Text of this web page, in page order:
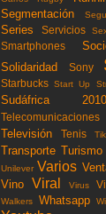
Segmentación
Series Servicios
Smartphones
Solidaridad Sony
Starbucks Start Up
Sudáfrica 2010
Telecomunicaciones
Televisión Tenis
Transporte Turismo
Unilever Varios
Vino Viral Virus
Walkers Whatsapp